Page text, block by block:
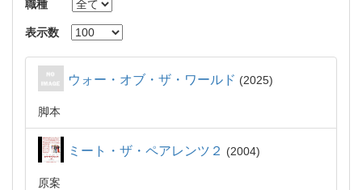
職種
表示数
ウォー・オブ・ザ・ワールド 2025
脚本
ミート・ザ・ペアレンツ２ 2004
原案